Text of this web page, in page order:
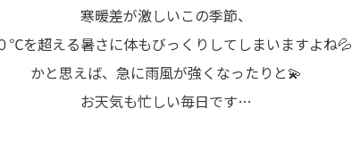
寒暖差が激しいこの季節、
℃を超える暑さに体もびっくりしてしまいますよね💦
かと思えば、急に雨風が強くなったりと💫
お天気も忙しい毎日です…